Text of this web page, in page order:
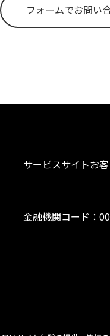
フォームでお問い
サービスサイトお
金融機関コード：